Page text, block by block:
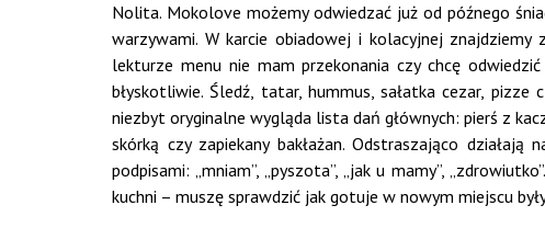
Nolita. Mokolove możemy odwiedzać już od późnego
warzywami. W karcie obiadowej i kolacyjnej
lekturze menu nie mam przekonania czy chcę
błyskotliwie. Śledź, tatar, hummus, sałatka cezar, pizze
niezbyt oryginalne wygląda lista dań głównych: pierś z
skórką czy zapiekany bakłażan.Odstraszająco działają
podpisami: „mniam”, „pyszota”, „jak u mamy”,
kuchni – muszę sprawdzić jak gotuje w nowym miejscu